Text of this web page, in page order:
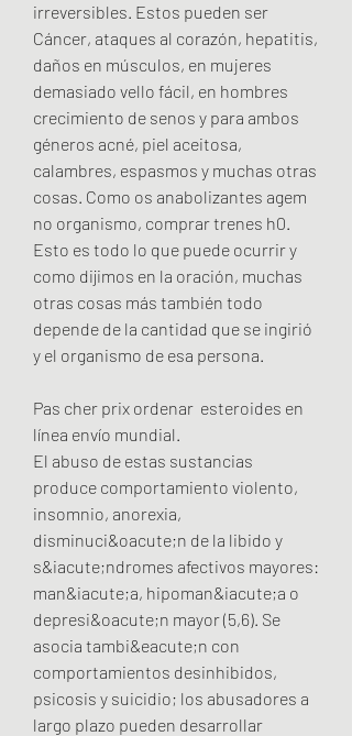
irreversibles. Estos pueden ser
Cáncer, ataques al corazón, hepatitis,
daños en músculos, en mujeres
demasiado vello fácil, en hombres
crecimiento de senos y para ambos
géneros acné, piel aceitosa,
calambres, espasmos y muchas otras
cosas. Como os anabolizantes agem
no organismo, comprar trenes h0.
Esto es todo lo que puede ocurrir y
como dijimos en la oración, muchas
otras cosas más también todo
depende de la cantidad que se ingirió
y el organismo de esa persona.
Pas cher prix ordenar  esteroides en
línea envío mundial.
El abuso de estas sustancias
produce comportamiento violento,
insomnio, anorexia,
disminuci&oacute;n de la libido y
s&iacute;ndromes afectivos mayores:
man&iacute;a, hipoman&iacute;a o
depresi&oacute;n mayor (5,6). Se
asocia tambi&eacute;n con
comportamientos desinhibidos,
psicosis y suicidio; los abusadores a
largo plazo pueden desarrollar